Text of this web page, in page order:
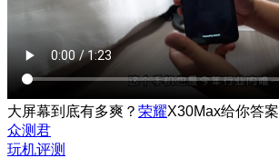
大屏幕到底有多爽？ 荣耀X30Max给你答案
众测君
玩机评测